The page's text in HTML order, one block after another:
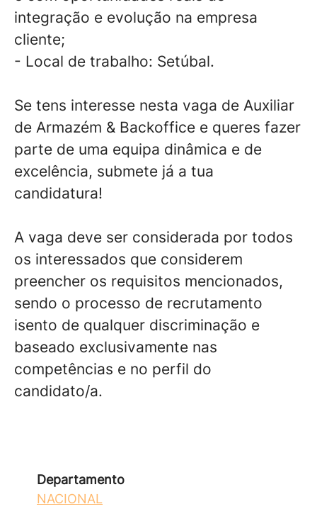
integração e evolução na empresa
cliente;
- Local de trabalho: Setúbal.
Se tens interesse nesta vaga de Auxiliar
de Armazém & Backoffice e queres fazer
parte de uma equipa dinâmica e de
excelência, submete já a tua
candidatura!
A vaga deve ser considerada por todos
os interessados que considerem
preencher os requisitos mencionados,
sendo o processo de recrutamento
isento de qualquer discriminação e
baseado exclusivamente nas
competências e no perfil do
candidato/a.
Departamento
NACIONAL